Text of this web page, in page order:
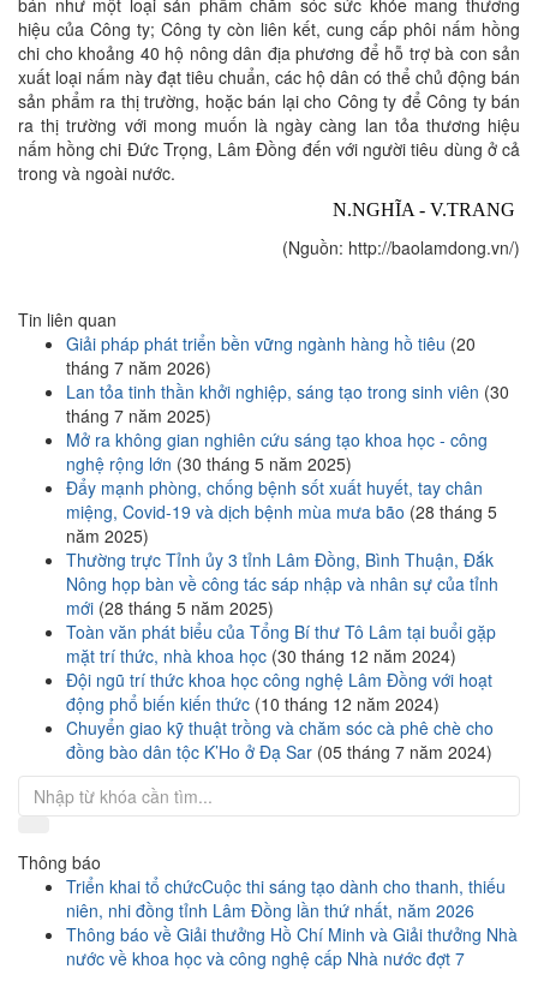
bán như một loại sản phẩm chăm sóc sức khỏe mang thương
hiệu của Công ty; Công ty còn liên kết, cung cấp phôi nấm hồng
chi cho khoảng 40 hộ nông dân địa phương để hỗ trợ bà con sản
xuất loại nấm này đạt tiêu chuẩn, các hộ dân có thể chủ động bán
sản phẩm ra thị trường, hoặc bán lại cho Công ty để Công ty bán
ra thị trường với mong muốn là ngày càng lan tỏa thương hiệu
nấm hồng chi Đức Trọng, Lâm Đồng đến với người tiêu dùng ở cả
trong và ngoài nước.
N.NGHĨA - V.TRANG
(Nguồn: http://baolamdong.vn/)
Tin liên quan
Giải pháp phát triển bền vững ngành hàng hồ tiêu (20
tháng 7 năm 2026)
Lan tỏa tinh thần khởi nghiệp, sáng tạo trong sinh viên (30
tháng 7 năm 2025)
Mở ra không gian nghiên cứu sáng tạo khoa học - công
nghệ rộng lớn (30 tháng 5 năm 2025)
Đẩy mạnh phòng, chống bệnh sốt xuất huyết, tay chân
miệng, Covid-19 và dịch bệnh mùa mưa bão (28 tháng 5
năm 2025)
Thường trực Tỉnh ủy 3 tỉnh Lâm Đồng, Bình Thuận, Đắk
Nông họp bàn về công tác sáp nhập và nhân sự của tỉnh
mới (28 tháng 5 năm 2025)
Toàn văn phát biểu của Tổng Bí thư Tô Lâm tại buổi gặp
mặt trí thức, nhà khoa học (30 tháng 12 năm 2024)
Đội ngũ trí thức khoa học công nghệ Lâm Đồng với hoạt
động phổ biến kiến thức (10 tháng 12 năm 2024)
Chuyển giao kỹ thuật trồng và chăm sóc cà phê chè cho
đồng bào dân tộc K’Ho ở Đạ Sar (05 tháng 7 năm 2024)
Thông báo
Triển khai tổ chứcCuộc thi sáng tạo dành cho thanh, thiếu
niên, nhi đồng tỉnh Lâm Đồng lần thứ nhất, năm 2026
Thông báo về Giải thưởng Hồ Chí Minh và Giải thưởng Nhà
nước về khoa học và công nghệ cấp Nhà nước đợt 7